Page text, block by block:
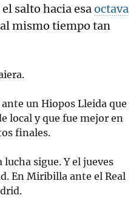
salto hacia esaoctava
mismo tiempo tan
un Hiopos Lleida que
local y que fue mejor en
finales.
lucha sigue. Y el jueves
En Miribilla ante el Real